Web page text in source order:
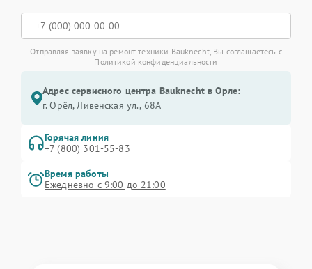
Отправляя заявку на ремонт техники Bauknecht, Вы соглашаетесь с
Политикой конфиденциальности
Адрес сервисного центра Bauknecht в Орле:
г. Орёл, Ливенская ул., 68А
Горячая линия
+7 (800) 301-55-83
Время работы
Ежедневно с 9:00 до 21:00